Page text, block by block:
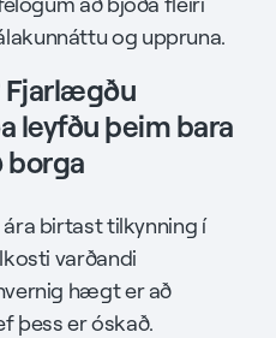
og uppruna.
Fjarlægðu
leyfðu þeim bara
borga
birtast tilkynning í
varðandi
hægt er að
þess er óskað.